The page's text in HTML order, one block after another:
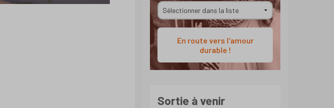
En route vers l'amour
durable !
Sortie à venir